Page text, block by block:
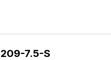
7.5-S